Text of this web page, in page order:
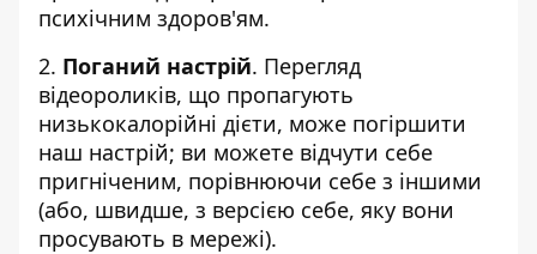
психічним здоров'ям.
2. Поганий настрій. Перегляд
відеороликів, що пропагують
низькокалорійні дієти, може погіршити
наш настрій; ви можете відчути себе
пригніченим, порівнюючи себе з іншими
(або, швидше, з версією себе, яку вони
просувають в мережі).